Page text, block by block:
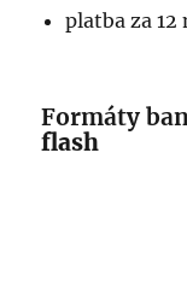
platba za 12
Formáty
flash